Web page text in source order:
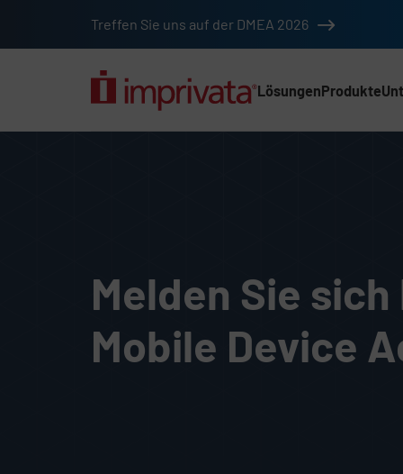
Treffen Sie uns auf der DMEA 2026
LösungenProdukte
Melden Sie
Mobile Device